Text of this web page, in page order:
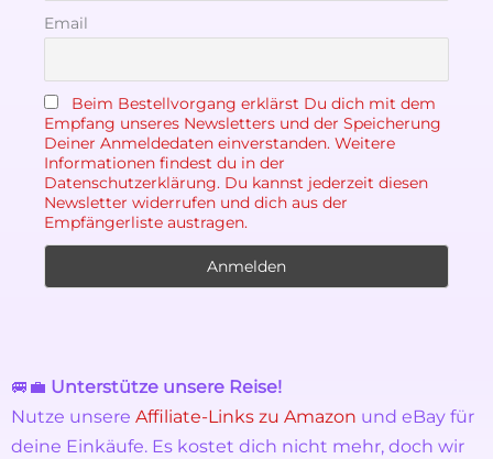
Email
Beim Bestellvorgang erklärst Du dich mit dem
Empfang unseres Newsletters und der Speicherung
Deiner Anmeldedaten einverstanden. Weitere
Informationen findest du in der
Datenschutzerklärung. Du kannst jederzeit diesen
Newsletter widerrufen und dich aus der
Empfängerliste austragen.
🚐💼 Unterstütze unsere Reise!
Nutze unsere Affiliate-Links zu Amazon und eBay für
deine Einkäufe. Es kostet dich nicht mehr, doch wir